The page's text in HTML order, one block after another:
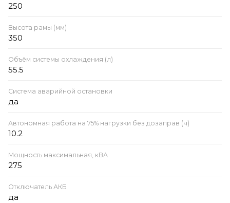
250
Высота рамы (мм)
350
Объём системы охлаждения (л)
55.5
Система аварийной остановки
да
Автономная работа на 75% нагрузки без дозаправ (ч)
10.2
Мощность максимальная, кВА
275
Отключатель АКБ
да